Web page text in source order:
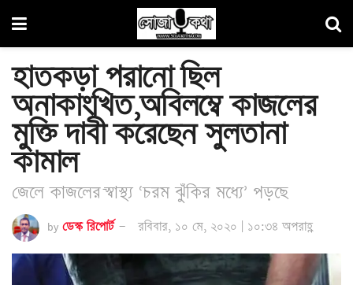
হাতকড়া পরানো ছিল
অনাকাংখিত,অবিলম্বে কাজলের
মুক্তি দাবী করেছেন সুলতানা
কামাল
জেলে কাজলের ̄স্বাস্থ্য ‘চরম ঝুঁকির মধ্যে’ পড়ছে
by ডেস্ক রিপোর্ট রবিবার, ১০ মে, ২০২০ | ১০:৩৪ অপরাহ্ণ